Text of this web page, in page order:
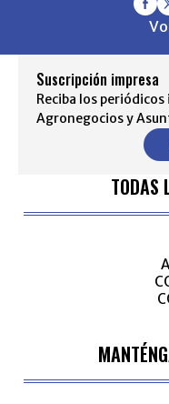
Suscripción impresa
Reciba los periódicos
Agronegocios y
TODAS